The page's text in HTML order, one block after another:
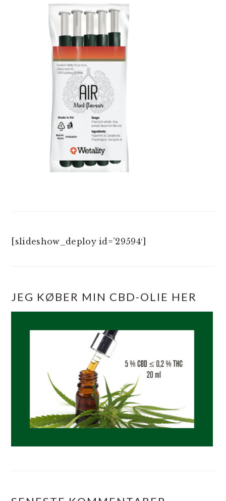
[slideshow_deploy id=’29594′]
JEG KØBER MIN CBD-OLIE HER